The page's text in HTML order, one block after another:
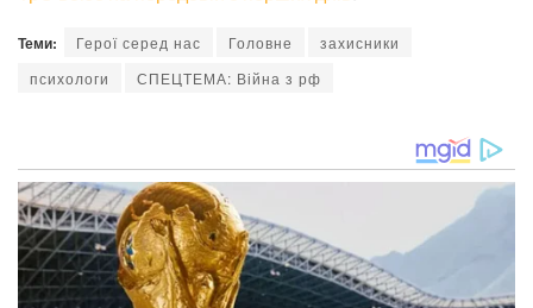
Теми: Герої серед нас Головне
захисники
психологи
СПЕЦТЕМА: Війна з рф